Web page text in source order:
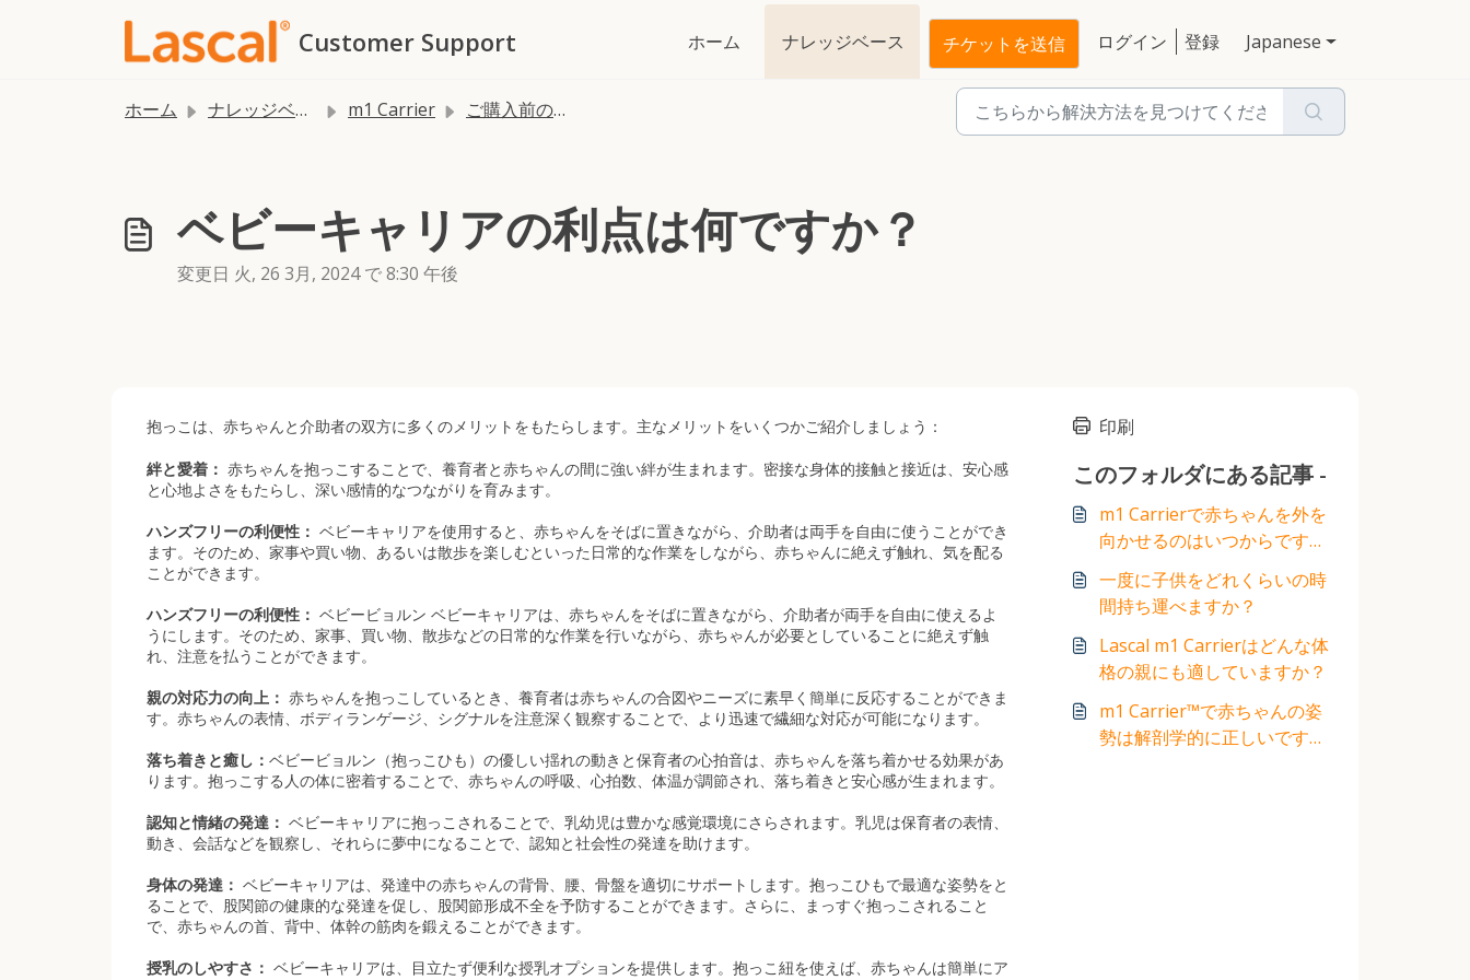
Customer Support ホーム ナレッジベース チケットを送信 ログイン 登録 Japanese
ホーム ナレッジベース m1 Carrier ご購入前のご質問
ベビーキャリアの利点は何ですか？
変更日 火, 26 3月, 2024 で 8:30 午後
抱っこは、赤ちゃんと介助者の双方に多くのメリットをもたらします。主なメリットをいくつかご紹介しましょう：
絆と愛着： 赤ちゃんを抱っこすることで、養育者と赤ちゃんの間に強い絆が生まれます。密接な身体的接触と接近は、安心感
と心地よさをもたらし、深い感情的なつながりを育みます。
ハンズフリーの利便性： ベビーキャリアを使用すると、赤ちゃんをそばに置きながら、介助者は両手を自由に使うことができ
ます。そのため、家事や買い物、あるいは散歩を楽しむといった日常的な作業をしながら、赤ちゃんに絶えず触れ、気を配る
ことができます。
ハンズフリーの利便性： ベビービョルン ベビーキャリアは、赤ちゃんをそばに置きながら、介助者が両手を自由に使えるよ
うにします。そのため、家事、買い物、散歩などの日常的な作業を行いながら、赤ちゃんが必要としていることに絶えず触
れ、注意を払うことができます。
親の対応力の向上： 赤ちゃんを抱っこしているとき、養育者は赤ちゃんの合図やニーズに素早く簡単に反応することができま
す。赤ちゃんの表情、ボディランゲージ、シグナルを注意深く観察することで、より迅速で繊細な対応が可能になります。
落ち着きと癒し： ベビービョルン（抱っこひも）の優しい揺れの動きと保育者の心拍音は、赤ちゃんを落ち着かせる効果があ
ります。抱っこする人の体に密着することで、赤ちゃんの呼吸、心拍数、体温が調節され、落ち着きと安心感が生まれます。
認知と情緒の発達： ベビーキャリアに抱っこされることで、乳幼児は豊かな感覚環境にさらされます。乳児は保育者の表情、
動き、会話などを観察し、それらに夢中になることで、認知と社会性の発達を助けます。
身体の発達： ベビーキャリアは、発達中の赤ちゃんの背骨、腰、骨盤を適切にサポートします。抱っこひもで最適な姿勢をと
ることで、股関節の健康的な発達を促し、股関節形成不全を予防することができます。さらに、まっすぐ抱っこされること
で、赤ちゃんの首、背中、体幹の筋肉を鍛えることができます。
授乳のしやすさ： ベビーキャリアは、目立たず便利な授乳オプションを提供します。抱っこ紐を使えば、赤ちゃんは簡単にア
印刷
このフォルダにある記事 -
m1 Carrierで赤ちゃんを外を
向かせるのはいつからです
か？
一度に子供をどれくらいの時
間持ち運べますか？
Lascal m1 Carrierはどんな体
格の親にも適していますか？
m1 Carrier™で赤ちゃんの姿
勢は解剖学的に正しいです